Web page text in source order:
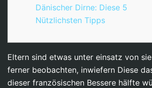
Dänischer Dirne: Diese 5
Nützlichsten Tipps
Eltern sind etwas unter einsatz von
ferner beobachten, inwiefern Diese
dieser französischen Bessere hälfte